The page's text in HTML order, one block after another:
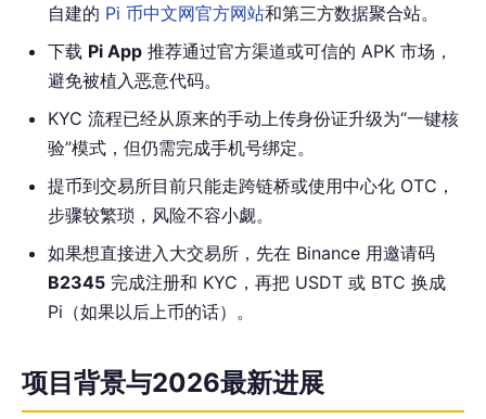
自建的 Pi 币中文网官方网站和第三方数据聚合站。
下载 Pi App 推荐通过官方渠道或可信的 APK 市场，
避免被植入恶意代码。
KYC 流程已经从原来的手动上传身份证升级为“一键核
验”模式，但仍需完成手机号绑定。
提币到交易所目前只能走跨链桥或使用中心化 OTC，
步骤较繁琐，风险不容小觑。
如果想直接进入大交易所，先在 Binance 用邀请码
B2345 完成注册和 KYC，再把 USDT 或 BTC 换成
Pi（如果以后上币的话）。
项目背景与2026最新进展